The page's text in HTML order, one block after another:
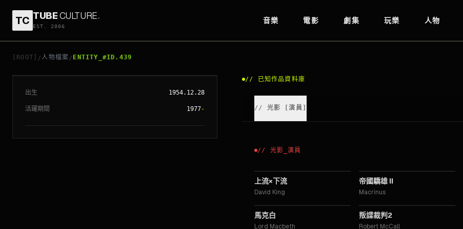
TC TUBECULTURE.
EST. 2006
音樂 電影 劇集 玩樂 人物
[ROOT] /人物檔案 / ENTITY_#ID.439
// ENTITY_#ID.439
丹素華盛頓
出生 1954.12.28
活躍期間 1977-
// 已知作品資料庫
// 光影 [演員
// 光影 _演員
上流×下流
David King
帝國驕雄 II
Macrinus
馬克白
Lord Macbeth
叛諜裁判2
Robert McCall